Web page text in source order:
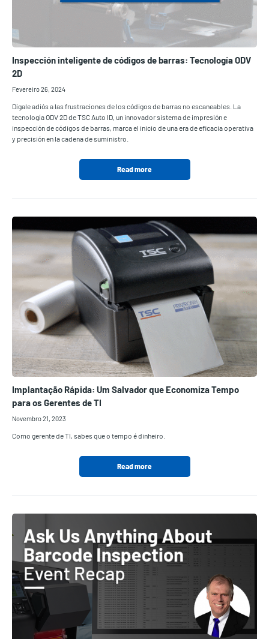
Inspección inteligente de códigos de barras: Tecnología ODV
2D
Fevereiro 26, 2024
Dígale adiós a las frustraciones de los códigos de barras no escaneables. La
tecnología ODV 2D de TSC Auto ID, un innovador sistema de impresión e
inspección de códigos de barras, marca el inicio de una era de eficacia operativa
y precisión en la cadena de suministro.
Read more
Implantação Rápida: Um Salvador que Economiza Tempo
para os Gerentes de TI
Novembro 21, 2023
Como gerente de TI, sabes que o tempo é dinheiro.
Read more